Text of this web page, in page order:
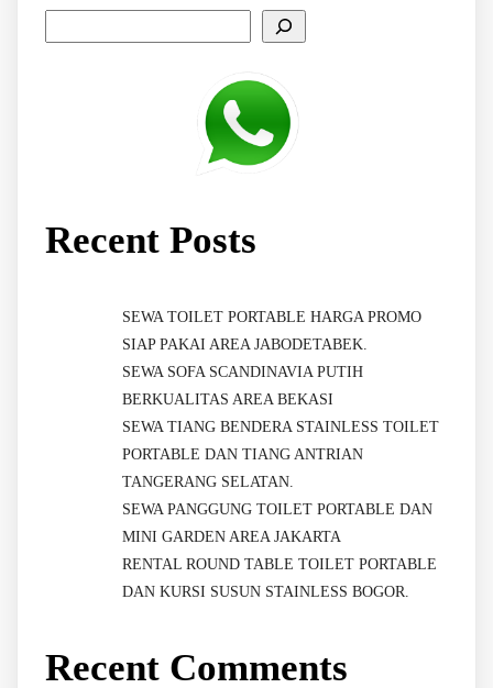
Recent Posts
SEWA TOILET PORTABLE HARGA PROMO
SIAP PAKAI AREA JABODETABEK.
SEWA SOFA SCANDINAVIA PUTIH
BERKUALITAS AREA BEKASI
SEWA TIANG BENDERA STAINLESS TOILET
PORTABLE DAN TIANG ANTRIAN
TANGERANG SELATAN.
SEWA PANGGUNG TOILET PORTABLE DAN
MINI GARDEN AREA JAKARTA
RENTAL ROUND TABLE TOILET PORTABLE
DAN KURSI SUSUN STAINLESS BOGOR.
Recent Comments